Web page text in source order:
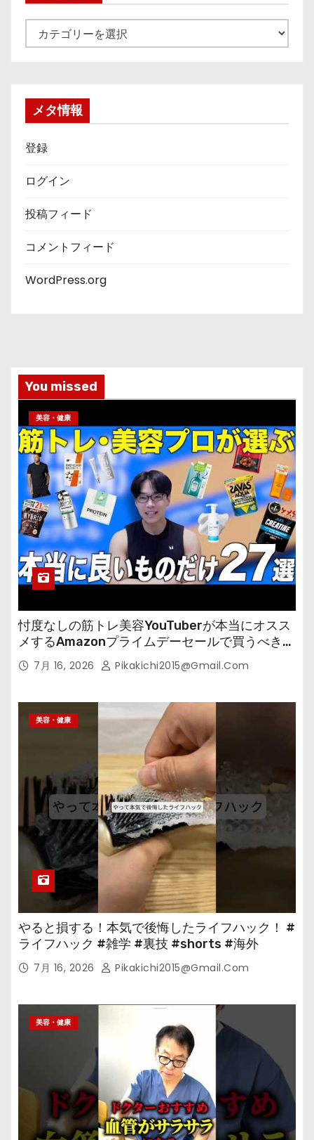
テ
メタ情報
登録
ログイン
投稿フィード
コメントフィード
WordPress.org
You missed
美容・健康
忖度なしの筋トレ美容YouTuberが本当にオスス
メするAmazonプライムデーセールで買うべきも
の 7月 16, 2026 Pikakichi2015@gmail.com
美容・健康
やると損する！本気で後悔したライフハック！ #
ライフハック #雑学 #裏技 #shorts #海外
7月 16, 2026 Pikakichi2015@gmail.com
美容・健康